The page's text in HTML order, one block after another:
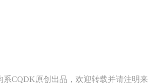
CQDK原创出品，欢迎转载并请注明